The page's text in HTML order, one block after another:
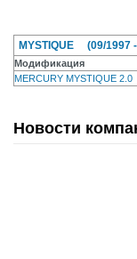
MYSTIQUE (09/1997
Модификация
MERCURY MYSTIQUE 2.0
Новости